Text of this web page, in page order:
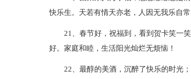
快乐生。天若有情天亦老，人因无我乐自常
21、春节好，祝福到，看到贺卡笑一
好。家庭和睦，生活阳光灿烂无烦恼！
22、最醇的美酒，沉醉了快乐的时光